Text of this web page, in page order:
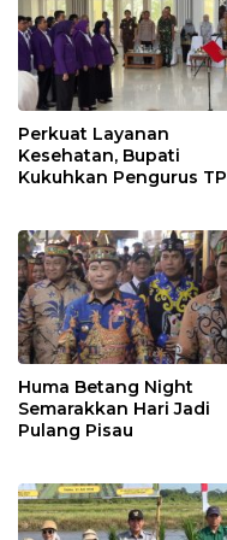
Perkuat Layanan
Kesehatan, Bupati
Kukuhkan Pengurus TP
Huma Betang Night
Semarakkan Hari Jadi
Pulang Pisau